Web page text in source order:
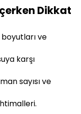
Dikkat
ve
karşı
sayısı ve